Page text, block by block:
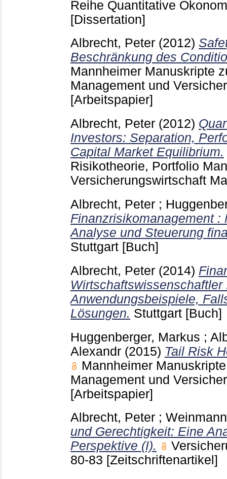
Reihe Quantitative
[Dissertation]
Albrecht, Peter (2012)
Beschränkung des
Mannheimer Manuskripte
Management und
[Arbeitspapier]
Albrecht, Peter (2012)
Investors: Separation,
Capital Market Equilibrium.
Risikotheorie, Portfolio
Versicherungswirtschaft
Albrecht, Peter ;
Finanzrisikomanagement :
Analyse und Steuerung
Stuttgart [Buch]
Albrecht, Peter (2014)
Wirtschaftswissenschaftler
Anwendungsbeispiele,
Lösungen. Stuttgart [Buch]
Huggenberger, Markus ;
Alexandr (2015) Tail Risk
Mannheimer
Management und
[Arbeitspapier]
Albrecht, Peter ;
und Gerechtigkeit: Eine
Perspektive (I).
80-83 [Zeitschriftenartikel]